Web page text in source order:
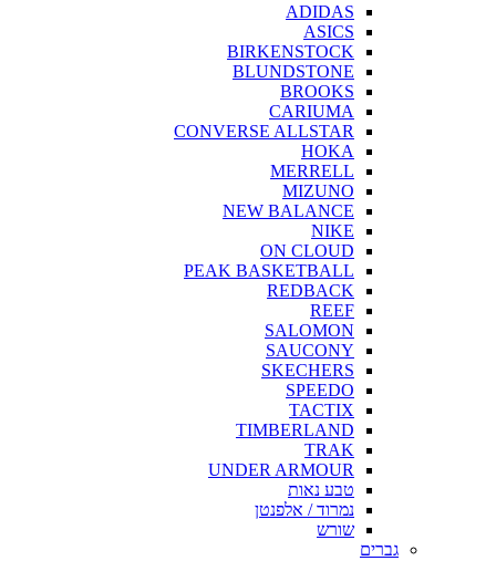
ADIDAS
ASICS
BIRKENSTOCK
BLUNDSTONE
BROOKS
CARIUMA
CONVERSE ALLSTAR
HOKA
MERRELL
MIZUNO
NEW BALANCE
NIKE
ON CLOUD
PEAK BASKETBALL
REDBACK
REEF
SALOMON
SAUCONY
SKECHERS
SPEEDO
TACTIX
TIMBERLAND
TRAK
UNDER ARMOUR
טבע נאות
נמרוד / אלפנטן
שורש
גברים